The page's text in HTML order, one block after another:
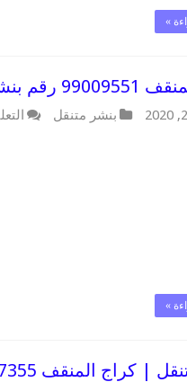
»
كراج متنقل تصليح سيارات
بنشر متنقل
»